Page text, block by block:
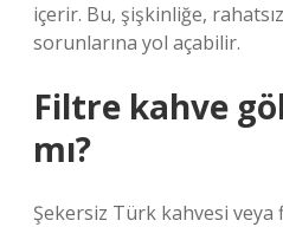
içerir. Bu, şişkinliğe,
sorunlarına yol açabilir.
Filtre kahve
mı?
Şekersiz Türk kahvesi